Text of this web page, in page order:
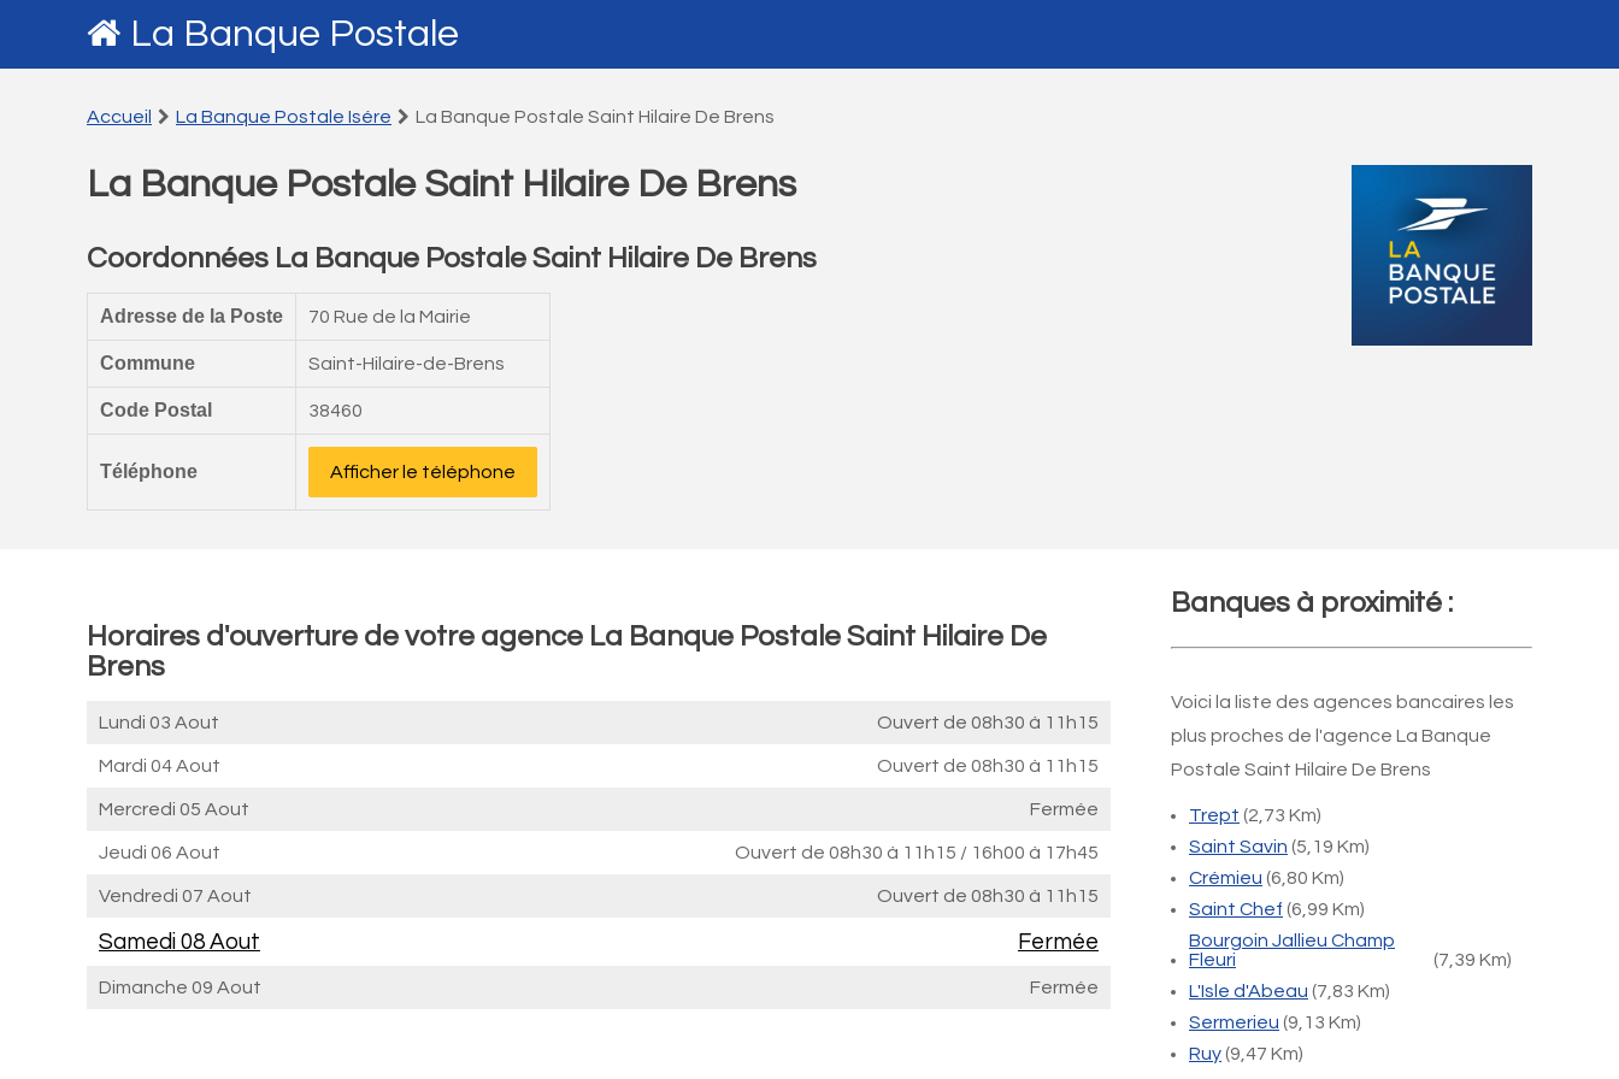
La Banque Postale
Accueil La Banque Postale Isére La Banque Postale Saint Hilaire De Brens
La Banque Postale Saint Hilaire De Brens
Coordonnées La Banque Postale Saint Hilaire De Brens
Adresse de la Poste 70 Rue de la Mairie
Commune Saint-Hilaire-de-Brens
Code Postal 38460
Téléphone Afficher le téléphone
Horaires d'ouverture de votre agence La Banque Postale Saint Hilaire De
Brens
Lundi 03 Aout Ouvert de 08h30 à 11h15
Mardi 04 Aout Ouvert de 08h30 à 11h15
Mercredi 05 Aout Fermée
Jeudi 06 Aout Ouvert de 08h30 à 11h15 / 16h00 à 17h45
Vendredi 07 Aout Ouvert de 08h30 à 11h15
Samedi 08 Aout Fermée
Dimanche 09 Aout Fermée
Banques à proximité :
Voici la liste des agences bancaires les
plus proches de l'agence La Banque
Postale Saint Hilaire De Brens
Trept (2,73 Km)
Saint Savin (5,19 Km)
Crémieu (6,80 Km)
Saint Chef (6,99 Km)
Bourgoin Jallieu Champ
Fleuri
(7,39 Km)
L'Isle d'Abeau (7,83 Km)
Sermerieu (9,13 Km)
Ruy(9,47 Km)